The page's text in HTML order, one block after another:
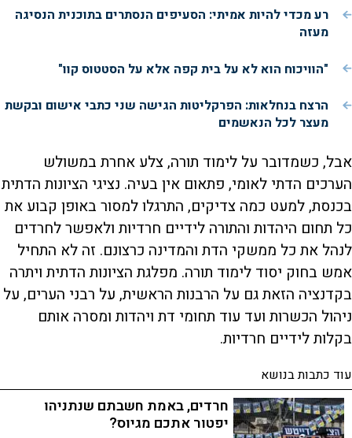
רע מכדי להיות אמיתי: הסעיפים הנסתרים בתוכנית הנסיגה
מעזה
"הוויכוח הוא לא על בית קפה אלא על הסטטוס קוו"
הרצח בנחלאות: הפרקליטות הגישה שני כתבי אישום ובקשת
מעצר לכל הנאשמים
אבל, כשמדובר על לימוד תורה, צלע אחרת במשולש
הערכים הדתי לאומי, פתאום אין בעיה. נציגי הציונות הדתית
בכנסת, למעט כמה צדיקים, התרגלו למסור באופן קבוע את
כל תחום היהדות והתורה לידיים חרדיות ולאפשר לחרדים
לנהל את כל ממשקי הדת והמדינה כרצונם. זה לא התחיל
אמש בחוק יסוד לימוד תורה. מפלגת הציונות הדתית ויתרה
בקדנציה הזאת גם על הרבנות הראשית, על רבני הערים, על
ניהול הכשרות ועד עוד תחומי דת ויהדות ומסרה אותם
בקלות לידיים חרדיות.
עוד כתבות בנושא
חרדים, באמת חשבתם שנתניהו
יפטור אתכם מגיוס?